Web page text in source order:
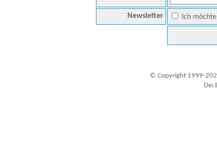
Newsletter Ich
© Copyright 1999-